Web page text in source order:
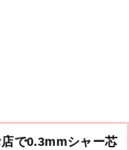
で0.3mmシャー芯